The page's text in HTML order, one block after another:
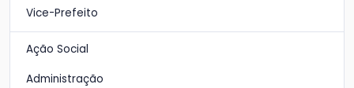
Vice-Prefeito
Ação Social
Administração